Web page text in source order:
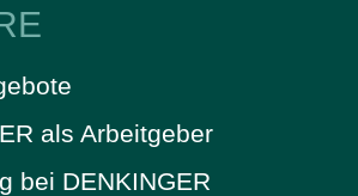
als Arbeitgeber
bei DENKINGER